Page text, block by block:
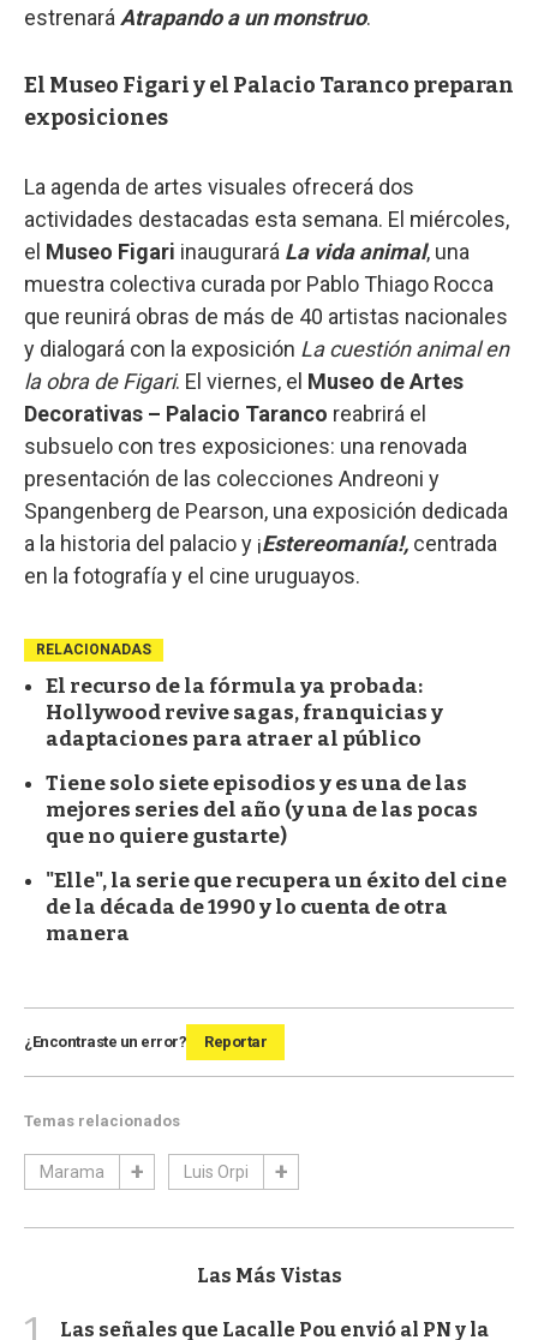
estrenará Atrapando a un monstruo.
El Museo Figari y el Palacio Taranco preparan
exposiciones
La agenda de artes visuales ofrecerá dos
actividades destacadas esta semana. El miércoles,
el Museo Figari inaugurará La vida animal, una
muestra colectiva curada por Pablo Thiago Rocca
que reunirá obras de más de 40 artistas nacionales
y dialogará con la exposición La cuestión animal en
la obra de Figari. El viernes, el Museo de Artes
Decorativas – Palacio Taranco reabrirá el
subsuelo con tres exposiciones: una renovada
presentación de las colecciones Andreoni y
Spangenberg de Pearson, una exposición dedicada
a la historia del palacio y ¡Estereomanía!, centrada
en la fotografía y el cine uruguayos.
RELACIONADAS
El recurso de la fórmula ya probada:
Hollywood revive sagas, franquicias y
adaptaciones para atraer al público
Tiene solo siete episodios y es una de las
mejores series del año (y una de las pocas
que no quiere gustarte)
"Elle", la serie que recupera un éxito del cine
de la década de 1990 y lo cuenta de otra
manera
¿Encontraste un error? Reportar
Temas relacionados
Marama Luis Orpi
Las Más Vistas
Las señales que Lacalle Pou envió al PN y la